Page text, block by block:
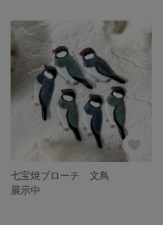
七宝焼ブローチ 文鳥
展示中